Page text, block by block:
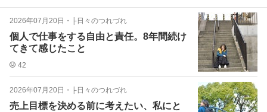
2026年07月20日 ・ ├日々のつれづれ
個人で仕事をする自由と責任。8年間続け
てきて感じたこと
42
2026年07月20日 ・ ├日々のつれづれ
売上目標を決める前に考えたい、私にと